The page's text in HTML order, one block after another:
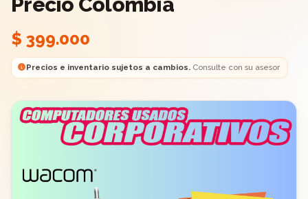
$ 399.000
Precios e inventario sujetos a cambios.Consulte con su asesor